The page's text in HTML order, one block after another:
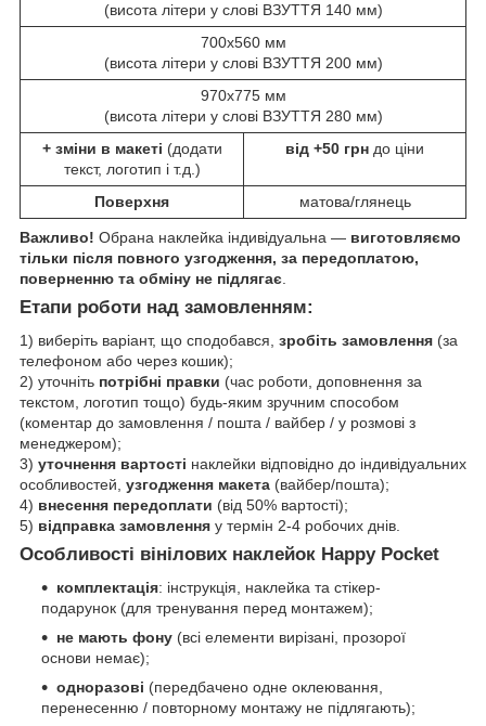
(висота літери у слові ВЗУТТЯ 140 мм)
700х560 мм
(висота літери у слові ВЗУТТЯ 200 мм)
970х775 мм
(висота літери у слові ВЗУТТЯ 280 мм)
+ зміни в макеті (додати
текст, логотип і т.д.)
від +50 грн до ціни
Поверхня матова/глянець
Важливо! Обрана наклейка індивідуальна ― виготовляємо
тільки після повного узгодження, за передоплатою,
поверненню та обміну не підлягає.
Етапи роботи над замовленням:
1) виберіть варіант, що сподобався, зробіть замовлення (за
телефоном або через кошик);
2) уточніть потрібні правки (час роботи, доповнення за
текстом, логотип тощо) будь-яким зручним способом
(коментар до замовлення / пошта / вайбер / у розмові з
менеджером);
3) уточнення вартості наклейки відповідно до індивідуальних
особливостей, узгодження макета (вайбер/пошта);
4) внесення передоплати (від 50% вартості);
5) відправка замовлення у термін 2-4 робочих днів.
Особливості вінілових наклейок Happy Pocket
комплектація: інструкція, наклейка та стікер-
подарунок (для тренування перед монтажем);
не мають фону (всі елементи вирізані, прозорої
основи немає);
одноразові (передбачено одне оклеювання,
перенесенню / повторному монтажу не підлягають);